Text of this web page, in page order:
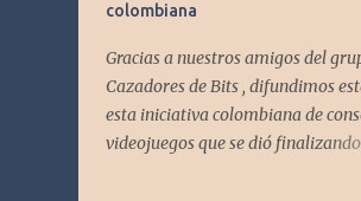
colombiana
Gracias a nuestros amigos del
Cazadores de Bits , difundimos
esta iniciativa colombiana de
videojuegos que se dió finalizando